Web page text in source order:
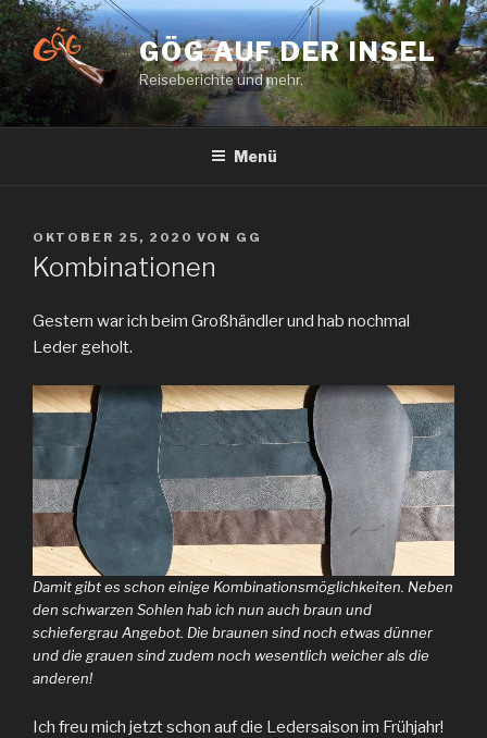
Zum
Inhalt
springen
GÖG AUF DER INSEL
Reiseberichte und mehr.
Menü
VERÖFFENTLICHT
AM
OKTOBER 25, 2020 VON GG
Kombinationen
Gestern war ich beim Großhändler und hab nochmal
Leder geholt.
Damit gibt es schon einige Kombinationsmöglichkeiten. Neben
den schwarzen Sohlen hab ich nun auch braun und
schiefergrau Angebot. Die braunen sind noch etwas dünner
und die grauen sind zudem noch wesentlich weicher als die
anderen!
Ich freu mich jetzt schon auf die Ledersaison im Frühjahr!